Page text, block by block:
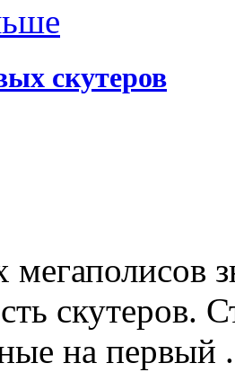
скутеров
мегаполисов
скутеров.
на первый